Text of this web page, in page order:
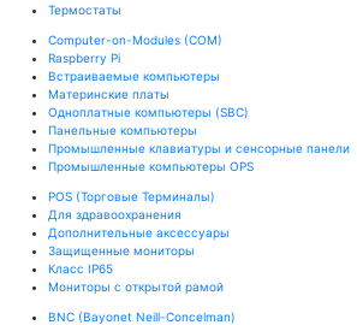
Термостаты
Computer-on-Modules (COM)
Raspberry Pi
Встраиваемые компьютеры
Материнские платы
Одноплатные компьютеры (SBC)
Панельные компьютеры
Промышленные клавиатуры и сенсорные панели
Промышленные компьютеры OPS
POS (Торговые Терминалы)
Для здравоохранения
Дополнительные аксессуары
Защищенные мониторы
Класс IP65
Мониторы с открытой рамой
BNC (Bayonet Neill-Concelman)